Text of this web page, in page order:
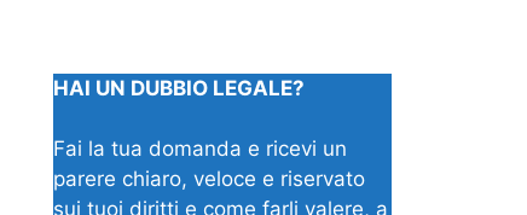
HAI UN DUBBIO LEGALE?
Fai la tua domanda e ricevi un
parere chiaro, veloce e riservato
sui tuoi diritti e come farli valere, a